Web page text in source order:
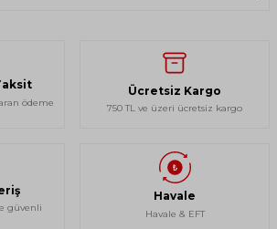
- 2AS Angelo Erkek Down Ceket
ödeme
Ücretsiz Kargo
750 TL ve üzeri ücretsiz kargo
güvenli
Havale
Havale & EFT